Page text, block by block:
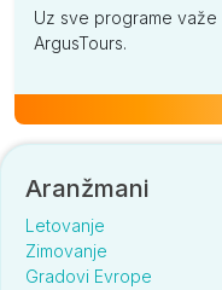
Uz sve programe važe
ArgusTours.
Aranžmani
Letovanje
Zimovanje
Gradovi Evrope